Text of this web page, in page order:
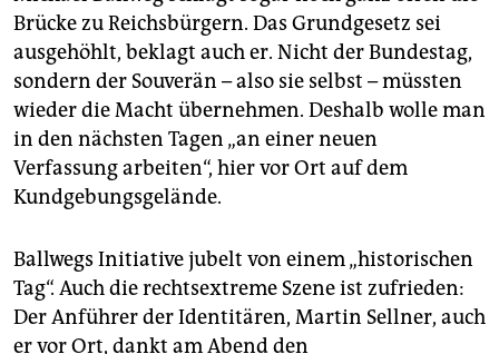
Brücke zu Reichsbürgern. Das Grundgesetz sei
ausgehöhlt, beklagt auch er. Nicht der Bundestag,
sondern der Souverän – also sie selbst – müssten
wieder die Macht übernehmen. Deshalb wolle man
in den nächsten Tagen „an einer neuen
Verfassung arbeiten“, hier vor Ort auf dem
Kundgebungsgelände.
Ballwegs Initiative jubelt von einem „historischen
Tag“. Auch die rechtsextreme Szene ist zufrieden:
Der Anführer der Identitären, Martin Sellner, auch
er vor Ort, dankt am Abend den